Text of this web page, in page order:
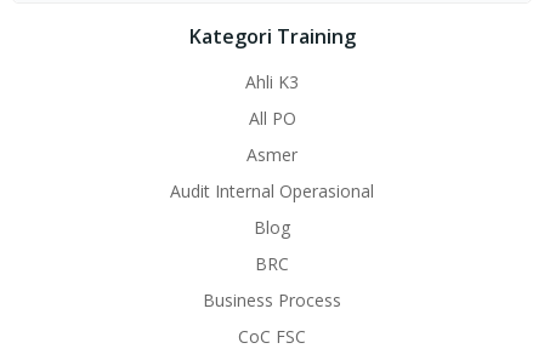
Kategori Training
Ahli K3
All PO
Asmer
Audit Internal Operasional
Blog
BRC
Business Process
CoC FSC